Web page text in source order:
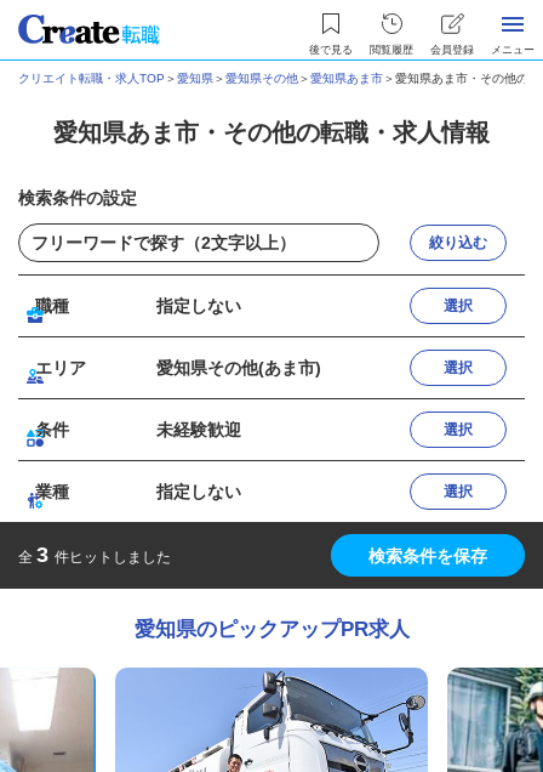
後で見る 閲覧履歴 会員登録 メニュー
クリエイト転職・求人TOP ＞愛知県＞愛知県その他＞愛知県あま市＞愛知県あま市・その他の
愛知県あま市・その他の転職・求人情報
検索条件の設定
絞り込む
職種 指定しない 選択
エリア 愛知県その他(あま市) 選択
条件 未経験歓迎 選択
業種 指定しない 選択
全 3 件ヒットしました 検索条件を保存
愛知県のピックアップPR求人